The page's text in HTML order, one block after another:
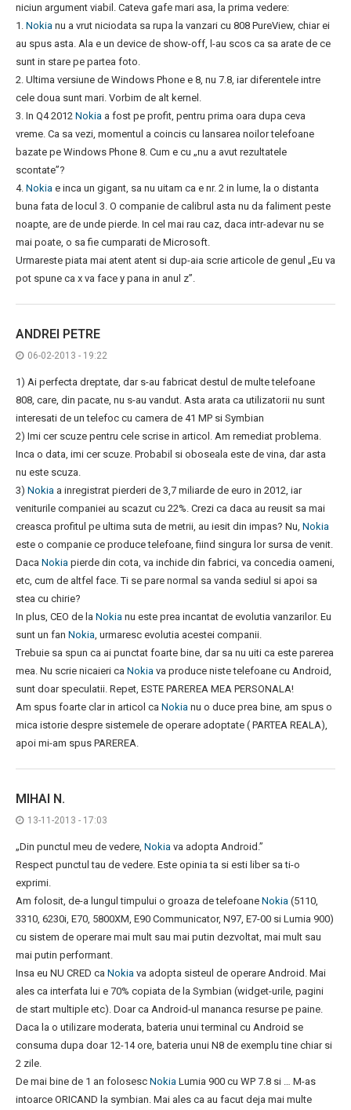
niciun argument viabil. Cateva gafe mari asa, la prima vedere:
1. Nokia nu a vrut niciodata sa rupa la vanzari cu 808 PureView, chiar ei
au spus asta. Ala e un device de show-off, l-au scos ca sa arate de ce
sunt in stare pe partea foto.
2. Ultima versiune de Windows Phone e 8, nu 7.8, iar diferentele intre
cele doua sunt mari. Vorbim de alt kernel.
3. In Q4 2012 Nokia a fost pe profit, pentru prima oara dupa ceva
vreme. Ca sa vezi, momentul a coincis cu lansarea noilor telefoane
bazate pe Windows Phone 8. Cum e cu „nu a avut rezultatele
scontate”?
4. Nokia e inca un gigant, sa nu uitam ca e nr. 2 in lume, la o distanta
buna fata de locul 3. O companie de calibrul asta nu da faliment peste
noapte, are de unde pierde. In cel mai rau caz, daca intr-adevar nu se
mai poate, o sa fie cumparati de Microsoft.
Urmareste piata mai atent atent si dup-aia scrie articole de genul „Eu va
pot spune ca x va face y pana in anul z”.
ANDREI PETRE
06-02-2013 - 19:22
1) Ai perfecta dreptate, dar s-au fabricat destul de multe telefoane
808, care, din pacate, nu s-au vandut. Asta arata ca utilizatorii nu sunt
interesati de un telefoc cu camera de 41 MP si Symbian
2) Imi cer scuze pentru cele scrise in articol. Am remediat problema.
Inca o data, imi cer scuze. Probabil si oboseala este de vina, dar asta
nu este scuza.
3) Nokia a inregistrat pierderi de 3,7 miliarde de euro in 2012, iar
veniturile companiei au scazut cu 22%. Crezi ca daca au reusit sa mai
creasca profitul pe ultima suta de metrii, au iesit din impas? Nu, Nokia
este o companie ce produce telefoane, fiind singura lor sursa de venit.
Daca Nokia pierde din cota, va inchide din fabrici, va concedia oameni,
etc, cum de altfel face. Ti se pare normal sa vanda sediul si apoi sa
stea cu chirie?
In plus, CEO de la Nokia nu este prea incantat de evolutia vanzarilor. Eu
sunt un fan Nokia , urmaresc evolutia acestei companii.
Trebuie sa spun ca ai punctat foarte bine, dar sa nu uiti ca este parerea
mea. Nu scrie nicaieri ca Nokia va produce niste telefoane cu Android,
sunt doar speculatii. Repet, ESTE PAREREA MEA PERSONALA!
Am spus foarte clar in articol ca Nokia nu o duce prea bine, am spus o
mica istorie despre sistemele de operare adoptate ( PARTEA REALA),
apoi mi-am spus PAREREA.
MIHAI N.
13-11-2013 - 17:03
„Din punctul meu de vedere, Nokia va adopta Android.”
Respect punctul tau de vedere. Este opinia ta si esti liber sa ti-o
exprimi.
Am folosit, de-a lungul timpului o groaza de telefoane Nokia (5110,
3310, 6230i, E70, 5800XM, E90 Communicator, N97, E7-00 si Lumia 900)
cu sistem de operare mai mult sau mai putin dezvoltat, mai mult sau
mai putin performant.
Insa eu NU CRED ca Nokia va adopta sisteul de operare Android. Mai
ales ca interfata lui e 70% copiata de la Symbian (widget-urile, pagini
de start multiple etc). Doar ca Android-ul mananca resurse pe paine.
Daca la o utilizare moderata, bateria unui terminal cu Android se
consuma dupa doar 12-14 ore, bateria unui N8 de exemplu tine chiar si
2 zile.
De mai bine de 1 an folosesc Nokia Lumia 900 cu WP 7.8 si … M-as
intoarce ORICAND la symbian. Mai ales ca au facut deja mai multe